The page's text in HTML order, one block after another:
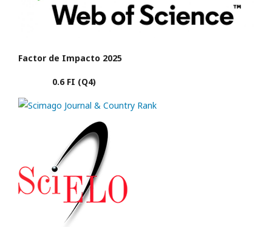
Factor de Impacto 2025
0.6 FI (Q4)